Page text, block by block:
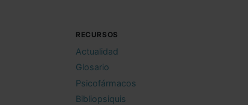
RECURSOS
Actualidad
Glosario
Psicofármacos
Bibliopsiquis